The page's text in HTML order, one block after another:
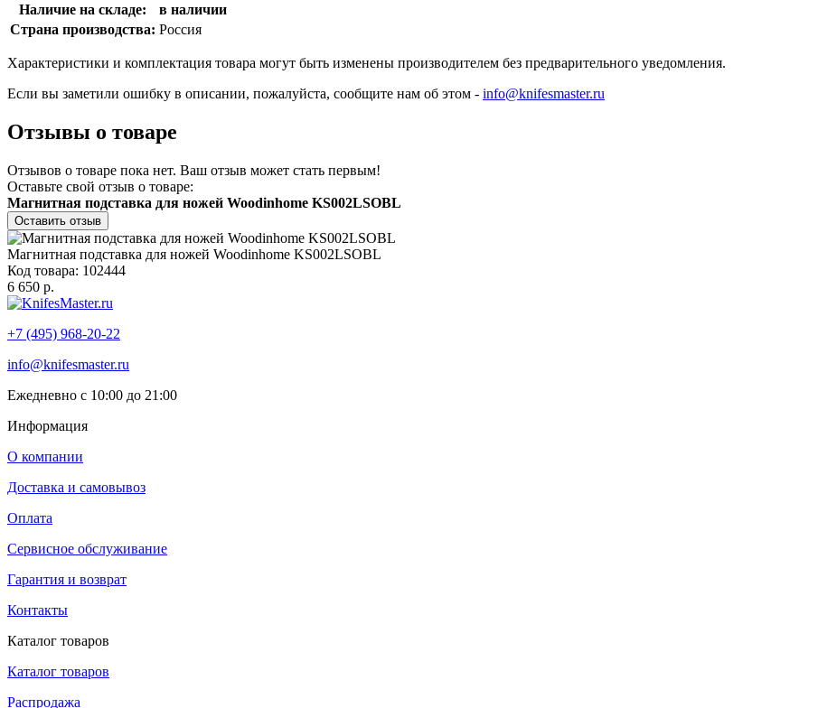
Наличие на складе:
в наличии
Страна производства: Россия
Характеристики и комплектация товара могут быть изменены производителем без предварительного уведомления.
Если вы заметили ошибку в описании, пожалуйста, сообщите нам об этом - info@knifesmaster.ru
Отзывы о товаре
Отзывов о товаре пока нет. Ваш отзыв может стать первым!
Оставьте свой отзыв о товаре:
Магнитная подставка для ножей Woodinhome KS002LSOBL
Оставить отзыв
Магнитная подставка для ножей Woodinhome KS002LSOBL
Код товара: 102444
6 650 р.
+7 (495) 968-20-22
info@knifesmaster.ru
Ежедневно с 10:00 до 21:00
Информация
О компании
Доставка и самовывоз
Оплата
Сервисное обслуживание
Гарантия и возврат
Контакты
Каталог товаров
Каталог товаров
Распродажа